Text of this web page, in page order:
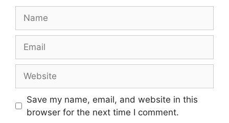
Save my name, email, and website in this
browser for the next time I comment.